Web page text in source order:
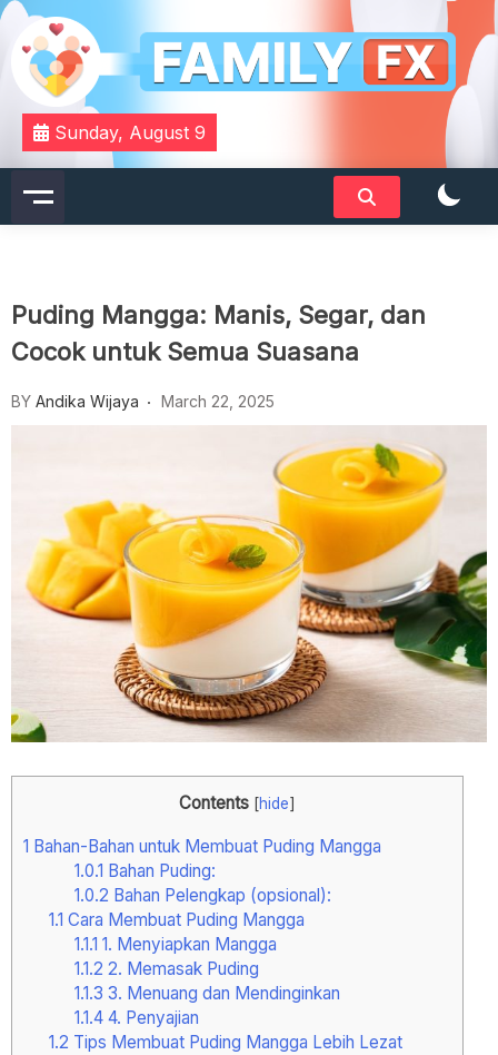
Skip
content
Familyfx
Your Daily Dose of Family Wisdom
Sunday, August 9
Puding Mangga: Manis, Segar, dan
Cocok untuk Semua Suasana
BY Andika Wijaya March 22, 2025
Contents [hide]
1 Bahan-Bahan untuk Membuat Puding Mangga
1.0.1 Bahan Puding:
1.0.2 Bahan Pelengkap (opsional):
1.1 Cara Membuat Puding Mangga
1.1.1 1. Menyiapkan Mangga
1.1.2 2. Memasak Puding
1.1.3 3. Menuang dan Mendinginkan
1.1.44. Penyajian
1.2 Tips Membuat Puding Mangga Lebih Lezat